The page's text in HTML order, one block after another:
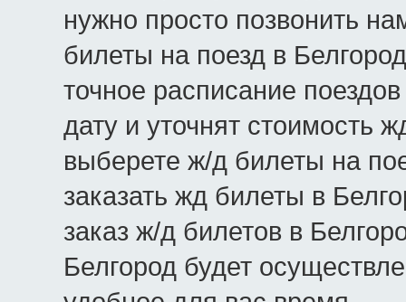
нужно просто позвонить
билеты на поезд в
точное расписание
дату и уточнят стоимость
выберете ж/д билеты на
заказать жд билеты в
заказ ж/д билетов в
Белгород будет